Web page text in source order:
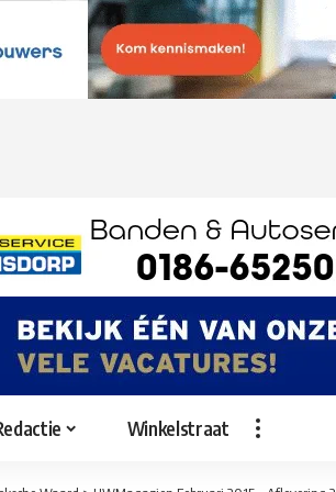
Winkelstraat